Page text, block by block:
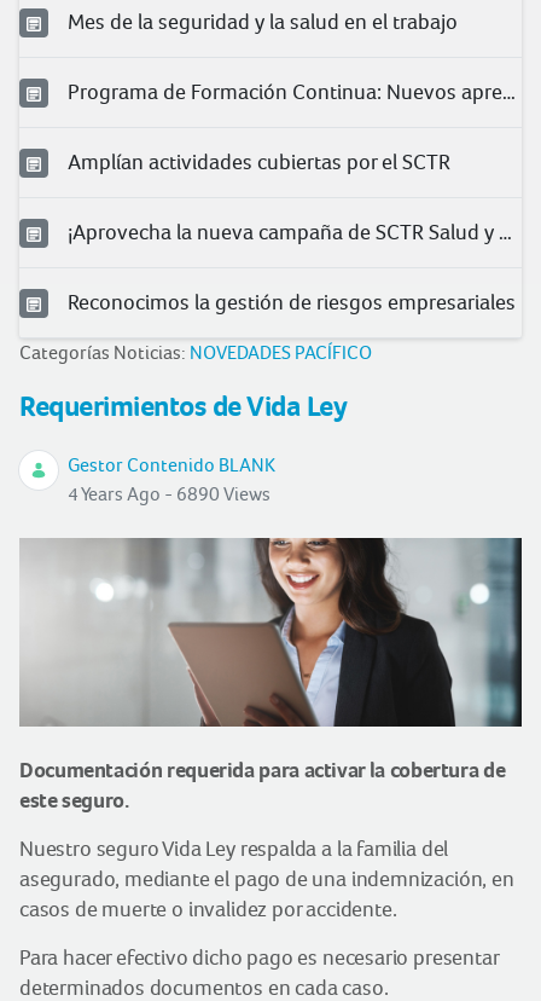
Mes de la seguridad y la salud en el trabajo
Programa de Formación Continua: Nuevos aprendizajes para nuestros clientes
Amplían actividades cubiertas por el SCTR
¡Aprovecha la nueva campaña de SCTR Salud y Pensión!
Reconocimos la gestión de riesgos empresariales
Categorías Noticias: NOVEDADES PACÍFICO
Requerimientos de Vida Ley
Gestor Contenido BLANK
4 Years Ago - 6890 Views
Documentación requerida para activar la cobertura de
este seguro.
Nuestro seguro Vida Ley respalda a la familia del
asegurado, mediante el pago de una indemnización, en
casos de muerte o invalidez por accidente.
Para hacer efectivo dicho pago es necesario presentar
determinados documentos en cada caso.